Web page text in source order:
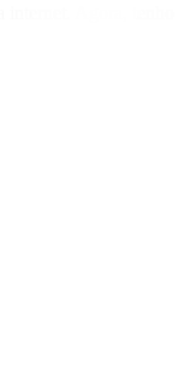
Agora, tenho